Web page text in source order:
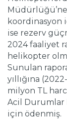
Müdürlüğü’ne
koordinasyon
ise rezerv
2024 faaliyet
helikopter
Sunulan
yıllığına
milyon TL
Acil Durumlar
için ödenmiş.